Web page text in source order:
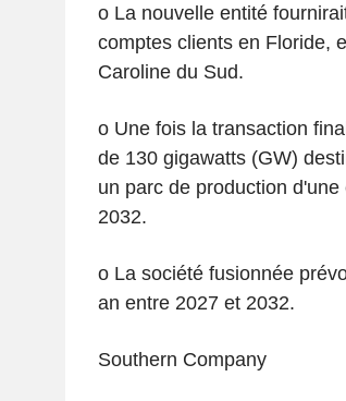
o La nouvelle entité
comptes clients en Floride,
Caroline du Sud.
o Une fois la transaction
de 130 gigawatts (GW)
un parc de production
2032.
o La société fusionnée
an entre 2027 et 2032.
Southern Company